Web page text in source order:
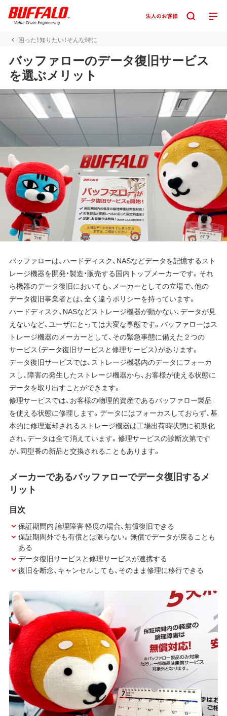
困った！知りたい！そんな時に
バッファローのデータ復旧サービス
を選ぶメリット
バッファローは、ハードディスク、NASなどデータを記憶するスト
レージ機器を開発・製造・販売する国内トップメーカーです。それ
ら機器のデータ復旧においても、メーカーとしての立場で、他の
データ復旧事業者とは、全く違うポリシーを持っています。
ハードディスク、NASなどストレージ機器が動かない、データが見
えないなど、ユーザにとっては大変な事態です。バッファローはス
トレージ機器のメーカーとして、その緊急事態に備えた２つの
サービス（データ復旧サービスと修理サービス）があります。
データ復旧サービスでは、ストレージ機器内のデータにフォーカ
スし、障害の発生したストレージ機器から、お客様が使える状態に
データを取り出すことができます。
修理サービスでは、お客様の物理的資産であるバッファロー製品
を使える状態に修理します。データにはフォーカスしておらず、基
本的に修理返却されるストレージ機器は工場出荷時状態に初期化
され、データは全て消えています。修理サービスの診断次第です
が、同型番の新品と交換されることもあります。
メーカーであるバッファローでデータ復旧するメ
リット
目次
保証期間内 論理障害 軽度の場合、無償復旧できる
保証期間外でも有償とは限らない。無償でデータが戻ることも
ある
データ復旧サービスと修理サービスが連携する
復旧を断念、キャンセルしても、そのまま修理に移行できる